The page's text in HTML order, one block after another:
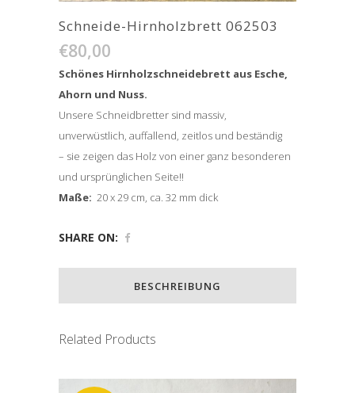
Schneide-Hirnholzbrett 062503
€80,00
Schönes Hirnholzschneidebrett aus Esche,
Ahorn und Nuss.
Unsere Schneidbretter sind massiv,
unverwüstlich, auffallend, zeitlos und beständig
– sie zeigen das Holz von einer ganz besonderen
und ursprünglichen Seite!!
Maße: 20 x 29 cm, ca. 32 mm dick
SHARE ON:
BESCHREIBUNG
Related Products